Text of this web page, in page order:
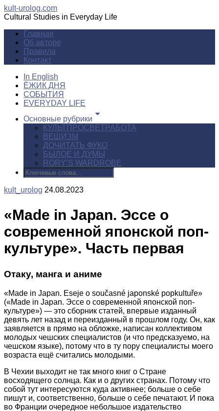
kult-urolog.com
Cultural Studies in Everyday Life
Главная
Об авторе
Правила
Контакт
In English
ЁЖИК ДНЯ
СОБЫТИЯ
EVERYDAY LIFE
Основные рубрики
КУЛЬТПРОСВЕТРАБОТА
ВЕЩИЗМ
ДОЧИТАТЬ ФУКО
БЫЛОЕ И ДУМЫ
RORY’S WARDROBE
kult_urolog 24.08.2023
«Made in Japan. Эссе о
современной японской поп-
культуре». Часть первая
Отаку, манга и аниме
«Made in Japan. Eseje o současné japonské popkultuře»
(«Made in Japan. Эссе о современной японской поп-
культуре») — это сборник статей, впервые изданный
девять лет назад и переизданный в прошлом году. Он, как
заявляется в прямо на обложке, написан коллективом
молодых чешских специалистов (и что предсказуемо, на
чешском языке), потому что в ту пору специалисты моего
возраста ещё считались молодыми.
В Чехии выходит не так много книг о Стране
восходящего солнца. Как и о других странах. Потому что
собой тут интересуются куда активнее; больше о себе
пишут и, соответственно, больше о себе печатают. И пока
во Франции очередное небольшое издательство